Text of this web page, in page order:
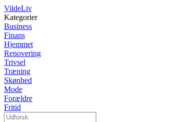
VildeLiv
Kategorier
Business
Finans
Hjemmet
Renovering
Trivsel
Træning
Skønhed
Mode
Forældre
Fritid